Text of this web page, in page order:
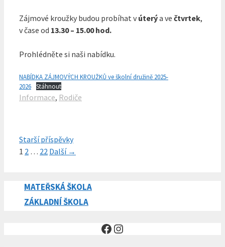
Zájmové kroužky budou probíhat v úterýa ve čtvrtek,
v čase od 13.30 – 15.00 hod.
Prohlédněte si naši nabídku.
NABÍDKA ZÁJMOVÝCH KROUŽKŮ ve školní družině 2025-
2026
Stáhnout
Rubriky
Informace, Rodiče
Starší příspěvky
Stránka
1 Stránka
2 … Stránka
22 Další →
MATEŘSKÁ ŠKOLA
ZÁKLADNÍ ŠKOLA
Facebook
Instagram